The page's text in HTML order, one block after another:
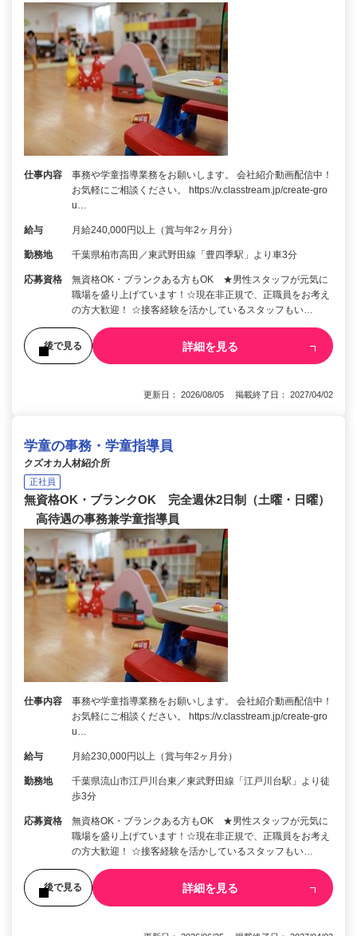
仕事内容
事務や学童指導業務をお願いします。 会社紹介動画配信中！
お気軽にご相談ください。 https://v.classtream.jp/create-gro
u…
給与 月給240,000円以上（賞与年2ヶ月分）
勤務地 千葉県柏市高田／東武野田線「豊四季駅」より車3分
応募資格
無資格OK・ブランクある方もOK ★男性スタッフが元気に
職場を盛り上げています！☆現在非正規で、正職員をお考え
の方大歓迎！ ☆接客経験を活かしているスタッフもい…
後で見る 詳細を見る
更新日： 2026/08/05 掲載終了日： 2027/04/02
学童の事務・学童指導員
クズオカ人材紹介所
正社員
無資格OK・ブランクOK 完全週休2日制（土曜・日曜）
高待遇の事務兼学童指導員
仕事内容
事務や学童指導業務をお願いします。 会社紹介動画配信中！
お気軽にご相談ください。 https://v.classtream.jp/create-gro
u…
給与 月給230,000円以上（賞与年2ヶ月分）
勤務地
千葉県流山市江戸川台東／東武野田線「江戸川台駅」より徒
歩3分
応募資格
無資格OK・ブランクある方もOK ★男性スタッフが元気に
職場を盛り上げています！☆現在非正規で、正職員をお考え
の方大歓迎！ ☆接客経験を活かしているスタッフもい…
後で見る 詳細を見る